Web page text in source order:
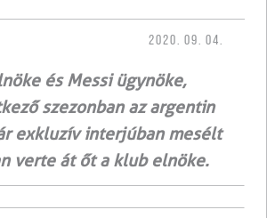
2020. 09. 04.
és Messi ügynöke,
szezonban az argentin
exkluzív interjúban mesélt
verte át őt a klub elnöke.